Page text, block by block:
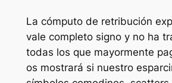
La cómputo de retribución
vale completo signo y no ha
todas los que mayormente
os mostrará si nuestro